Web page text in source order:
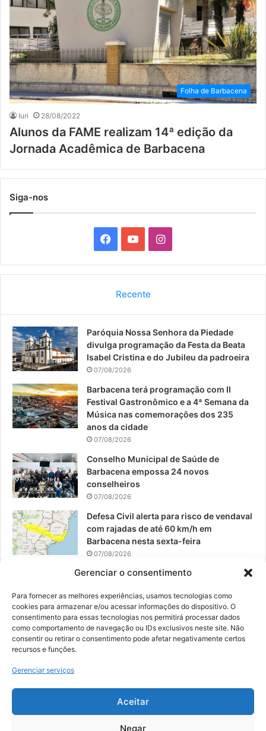
Gerenciar o consentimento
Para fornecer as melhores experiências, usamos tecnologias como
cookies para armazenar e/ou acessar informações do dispositivo. O
consentimento para essas tecnologias nos permitirá processar dados
como comportamento de navegação ou IDs exclusivos neste site. Não
consentir ou retirar o consentimento pode afetar negativamente certos
recursos e funções.
Gerenciar serviços
Aceitar
Negar
Folha de Barbacena
Iuri 28/08/2022
Alunos da FAME realizam 14ª edição da
Jornada Acadêmica de Barbacena
Siga-nos
a
b
o
k
o
u
b
I
n
a
g
a
Recente
Paróquia Nossa Senhora da Piedade
divulga programação da Festa da Beata
Isabel Cristina e do Jubileu da padroeira
07/08/2026
Barbacena terá programação com II
Festival Gastronômico e a 4ª Semana da
Música nas comemorações dos 235
anos da cidade
07/08/2026
Conselho Municipal de Saúde de
Barbacena empossa 24 novos
conselheiros
07/08/2026
Defesa Civil alerta para risco de vendaval
com rajadas de até 60 km/h em
Barbacena nesta sexta-feira
07/08/2026
EPCAR tem a melhor nota do IDEB no
06/08/2026
© 2026, Todos os direitos reservados | Desenvolvido por:
Digital Business| Hospedado por:NP Publicidade
Fale Conosco
Sobre Nós
Política de Segurança e Privacidade